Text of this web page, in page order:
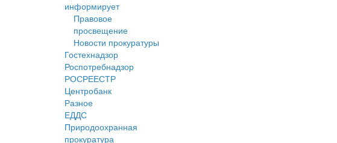
информирует
Правовое
просвещение
Новости прокуратуры
Гостехнадзор
Роспотребнадзор
РОСРЕЕСТР
Центробанк
Разное
ЕДДС
Природоохранная
прокуратура